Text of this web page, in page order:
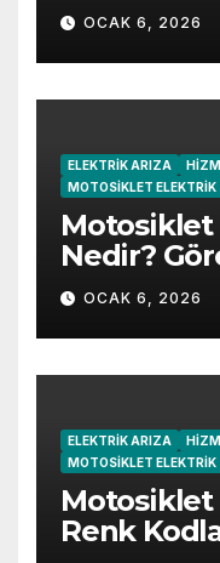
OCAK 6, 2026
ELEKTRIK ARIZA
MOTOSIKLET ELEKTRIK
Nedir?
Belirtileri
OCAK 6, 2026
ELEKTRIK ARIZA
MOTOSIKLET ELEKTRIK
Motosiklet
Renk